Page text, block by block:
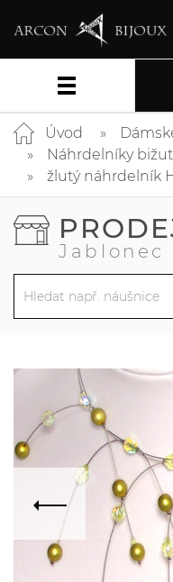
Úvod
Náhrdelníky
žlutý náhrdelník
Jablonec